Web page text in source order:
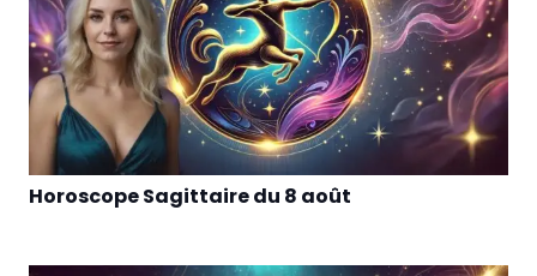
Horoscope Sagittaire du 8 août